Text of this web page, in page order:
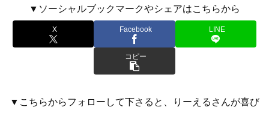
▼ソーシャルブックマークやシェアはこちらから
X Facebook LINE
コピー
▼こちらからフォローして下さると、りーえるさんが喜び